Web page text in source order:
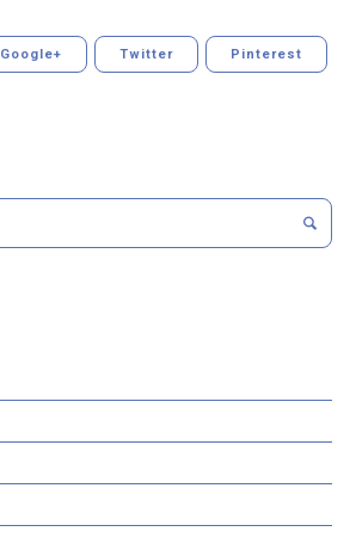
Google+ Twitter Pinterest